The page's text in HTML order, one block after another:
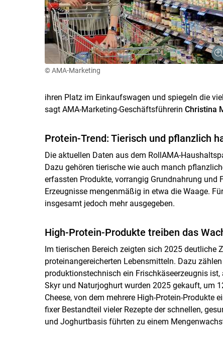
© AMA-Marketing
ihren Platz im Einkaufswagen und spiegeln die
sagt AMA-Marketing-Geschäftsführerin Christina
Protein-Trend: Tierisch und pflanzlich
Die aktuellen Daten aus dem RollAMA-
Dazu gehören tierische wie auch manch
erfassten Produkte, vorrangig Grundnahrung
Erzeugnisse mengenmäßig in etwa die Waage.
insgesamt jedoch mehr ausgegeben.
High-Protein-Produkte treiben das
Im tierischen Bereich zeigten sich 2025 deutliche
proteinangereicherten Lebensmitteln. Dazu
produktionstechnisch ein Frischkäseerzeugnis
Skyr und Naturjoghurt wurden 2025 gekauft, um
Cheese, von dem mehrere High-Protein-Produkte
fixer Bestandteil vieler Rezepte der schnellen,
und Joghurtbasis führten zu einem